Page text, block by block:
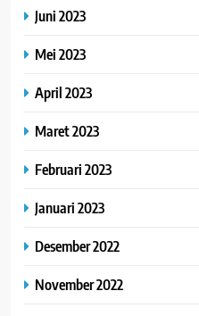
Juni 2023
Mei 2023
April 2023
Maret 2023
Februari 2023
Januari 2023
Desember 2022
November 2022